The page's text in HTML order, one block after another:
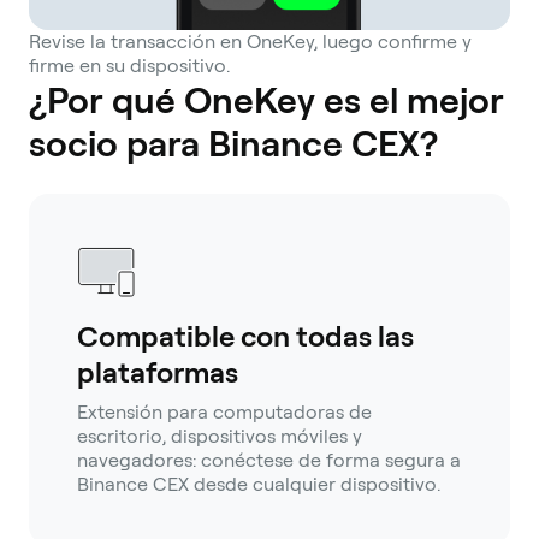
Revise la transacción en OneKey, luego confirme y
firme en su dispositivo.
¿Por qué OneKey es el mejor
socio para Binance CEX?
Compatible con todas las
plataformas
Extensión para computadoras de
escritorio, dispositivos móviles y
navegadores: conéctese de forma segura a
Binance CEX desde cualquier dispositivo.